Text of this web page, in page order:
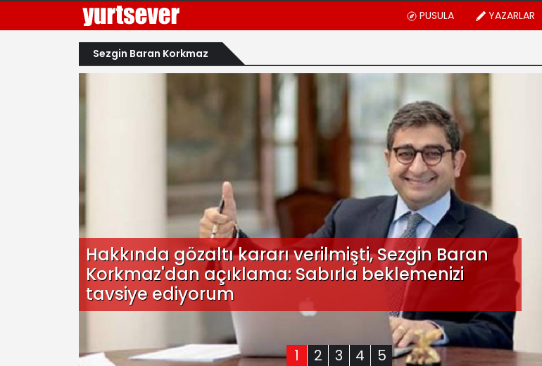
PUSULA YAZARLAR
Sezgin Baran Korkmaz
1 2 3 4 5
Hakkında gözaltı kararı verilmişti, Sezgin Baran
Korkmaz'dan açıklama: Sabırla beklemenizi
tavsiye ediyorum